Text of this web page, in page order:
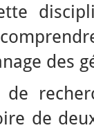
des
de